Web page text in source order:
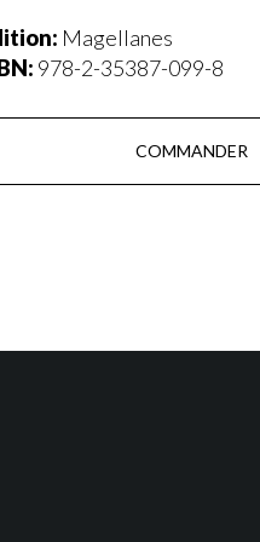
Magellanes
978-2-35387-099-8
COMMANDER